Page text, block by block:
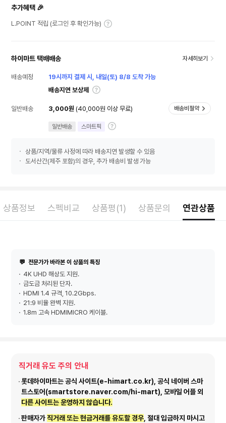
추가혜택 🎉
L.POINT 적립 (로그인 후 확인가능)
하이마트 택배배송 자세히보기
배송예정
19시까지 결제 시, 내일(토) 8/8 도착 가능
배송지연 보상제
일반배송 3,000원 (40,000원 이상 무료) 배송비절약
일반배송 스마트픽
상품/지역/물류 사정에 따라 배송지연 발생할 수 있음
도서산간(제주 포함)의 경우, 추가 배송비 발생 가능
상품정보 스펙비교 상품평(1) 상품문의 연관상품
💬 전문가가 바라본 이 상품의 특징
4K UHD 해상도 지원.
금도금 처리된 단자.
HDMI 1.4 규격, 10.2Gbps.
21:9 비율 완벽 지원.
1.8m 고속 HDMIMICRO 케이블.
직거래 유도 주의 안내
롯데하이마트는 공식 사이트(e-himart.co.kr), 공식 네이버 스마
트스토어(smartstore.naver.com/hi-mart), 모바일 어플 외
다른 사이트는 운영하지 않습니다.
판매자가직거래 또는 현금거래를 유도할 경우, 절대 입금하지 마시고